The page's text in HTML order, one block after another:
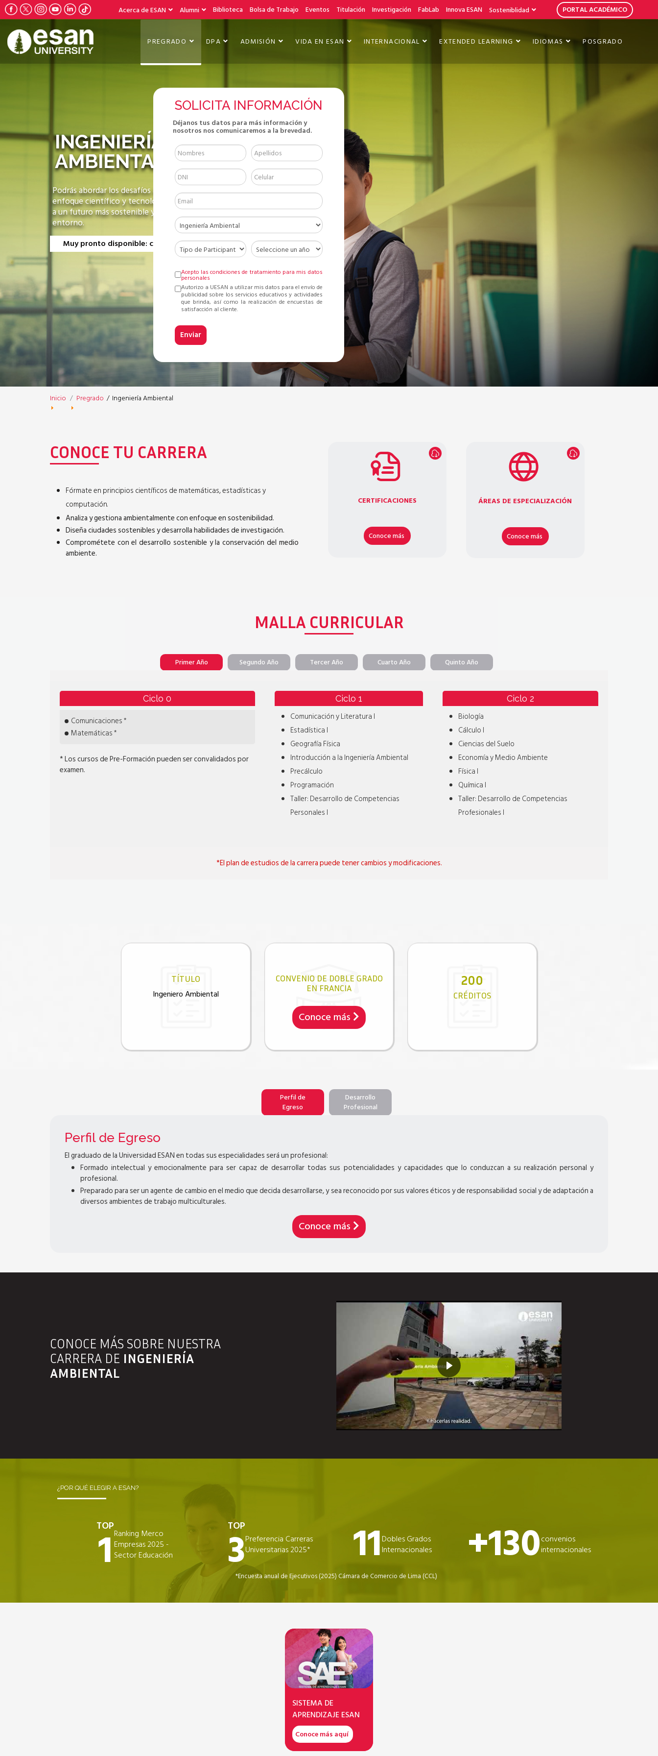
Acerca de ESAN Alumni Biblioteca Bolsa de Trabajo Eventos Titulación Investigación FabLab Innova ESAN Sosteniblidad PORTAL ACADÉMICO
PREGRADO DPA ADMISIÓN VIDA EN ESAN INTERNACIONAL EXTENDED LEARNING IDIOMAS POSGRADO
INGENIERÍA
AMBIENTAL
Podrás abordar los desafíos ambientales con
enfoque científico y tecnológico, contribuyendo
a un futuro más sostenible y respetuoso con el
entorno.
Muy pronto disponible: convocatoria 2027-I
SOLICITA INFORMACIÓN
Déjanos tus datos para más información y
nosotros nos comunicaremos a la brevedad.
Acepto las condiciones de tratamiento para mis datos
personales
Autorizo a UESAN a utilizar mis datos para el envío de
publicidad sobre los servicios educativos y actividades
que brinda, así como la realización de encuestas de
satisfacción al cliente.
Inicio Pregrado / Ingeniería Ambiental
CONOCE TU CARRERA
Fórmate en principios científicos de matemáticas, estadísticas y
computación.
Analiza y gestiona ambientalmente con enfoque en sostenibilidad.
Diseña ciudades sostenibles y desarrolla habilidades de investigación.
Comprométete con el desarrollo sostenible y la conservación del medio
ambiente.
CERTIFICACIONES
Conoce más
ÁREAS DE ESPECIALIZACIÓN
Conoce más
MALLA CURRICULAR
Primer Año Segundo Año Tercer Año Cuarto Año Quinto Año
Ciclo 0
Comunicaciones *
Matemáticas *
* Los cursos de Pre-Formación pueden ser convalidados por
examen.
Ciclo 1
Comunicación y Literatura I
Estadística I
Geografía Física
Introducción a la Ingeniería Ambiental
Precálculo
Programación
Taller: Desarrollo de Competencias
Personales I
Ciclo 2
Biología
Cálculo I
Ciencias del Suelo
Economía y Medio Ambiente
Física I
Química I
Taller: Desarrollo de Competencias
Profesionales I
*El plan de estudios de la carrera puede tener cambios y modificaciones.
TÍTULO
Ingeniero Ambiental
CONVENIO DE DOBLE GRADO
EN FRANCIA
Conoce más
200
CRÉDITOS
Perfil de
Egreso
Desarrollo
Profesional
Perfil de Egreso
El graduado de la Universidad ESAN en todas sus especialidades será un profesional:
Formado intelectual y emocionalmente para ser capaz de desarrollar todas sus potencialidades y capacidades que lo conduzcan a su realización personal y
profesional.
Preparado para ser un agente de cambio en el medio que decida desarrollarse, y sea reconocido por sus valores éticos y de responsabilidad social y de adaptación a
diversos ambientes de trabajo multiculturales.
Conoce más
CONOCE MÁS SOBRE NUESTRA
CARRERA DE INGENIERÍA
AMBIENTAL
¿POR QUÉ ELEGIR A ESAN?
TOP
1 Ranking Merco
Empresas 2025 -
Sector Educación
TOP
3Preferencia Carreras
Universitarias 2025*
11Dobles Grados
Internacionales
+130convenios
internacionales
*Encuesta anual de Ejecutivos (2025) Cámara de Comercio de Lima (CCL)
SISTEMA DE
APRENDIZAJE ESAN
Conoce más aquí